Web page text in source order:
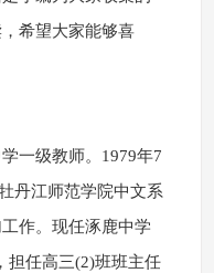
希望大家能够喜
一级教师。1979年7
丹江师范学院中文系
作。现任涿鹿中学
担任高三(2)班班主任